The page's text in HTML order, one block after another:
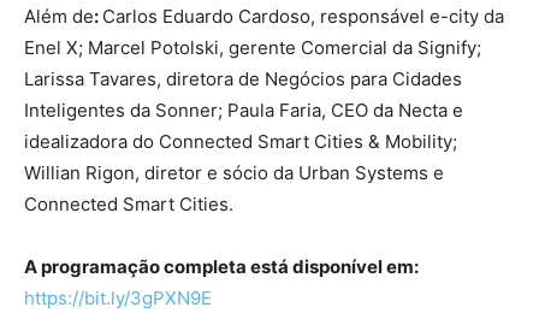
Além de: Carlos Eduardo Cardoso, responsável e-city da
Enel X; Marcel Potolski, gerente Comercial da Signify;
Larissa Tavares, diretora de Negócios para Cidades
Inteligentes da Sonner; Paula Faria, CEO da Necta e
idealizadora do Connected Smart Cities & Mobility;
Willian Rigon, diretor e sócio da Urban Systems e
Connected Smart Cities.
A programação completa está disponível em:
https://bit.ly/3gPXN9E